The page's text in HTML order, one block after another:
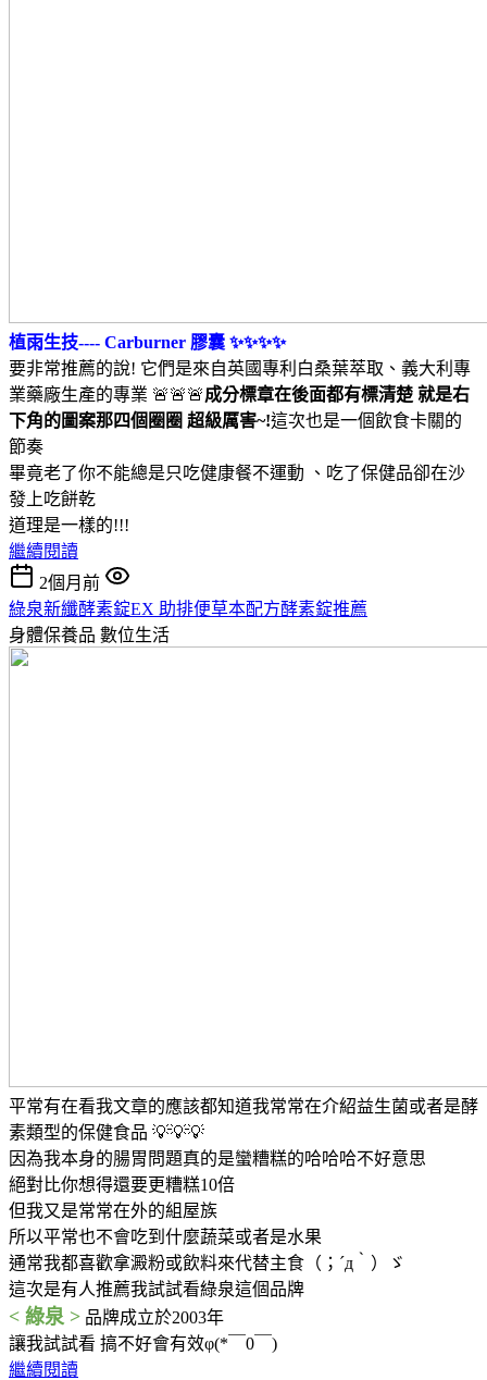
植雨生技---- Carburner 膠囊 ✨✨✨✨
要非常推薦的說! 它們是來自英國專利白桑葉萃取、義大利專
業藥廠生產的專業 🚨🚨🚨成分標章在後面都有標清楚 就是右
下角的圖案那四個圈圈 超級厲害~!這次也是一個飲食卡關的
節奏
畢竟老了你不能總是只吃健康餐不運動 、吃了保健品卻在沙
發上吃餅乾
道理是一樣的!!!
繼續閱讀
2個月前
綠泉新纖酵素錠EX 助排便草本配方酵素錠推薦
身體保養品 數位生活
平常有在看我文章的應該都知道我常常在介紹益生菌或者是酵
素類型的保健食品 💡💡💡
因為我本身的腸胃問題真的是蠻糟糕的哈哈哈不好意思
絕對比你想得還要更糟糕10倍
但我又是常常在外的組屋族
所以平常也不會吃到什麼蔬菜或者是水果
通常我都喜歡拿澱粉或飲料來代替主食（；´д｀）ゞ
這次是有人推薦我試試看綠泉這個品牌
< 綠泉 > 品牌成立於2003年
讓我試試看 搞不好會有效φ(*￣0￣)
繼續閱讀